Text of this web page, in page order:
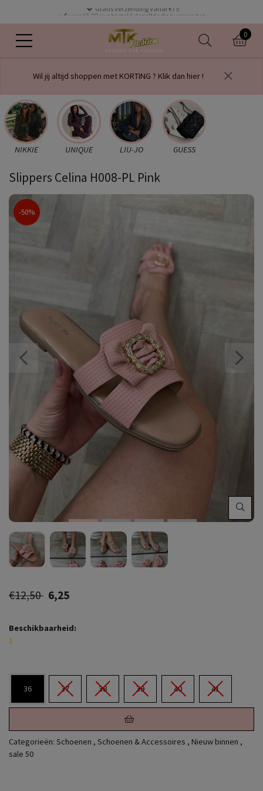
voor 16.00 uur besteld dezelfde dag verzonden
Gratis verzending vanaf €75
0
Wil jij altijd shoppen met KORTING ? Klik dan hier !
NIKKIE UNIQUE LIU-JO GUESS
Slippers Celina H008-PL Pink
-50%
€12,50 6,25
Beschikbaarheid:
1
36 37 38 39 40 41
Categorieën: Schoenen , Schoenen & Accessoires , Nieuw binnen ,
sale 50